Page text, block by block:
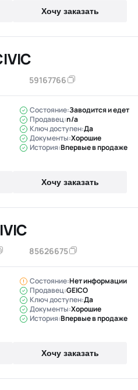
Хочу заказать
59167766
Состояние:Заводится и едет
Продавец:n/a
Ключ доступен:Да
Документы:Хорошие
История:Впервые в продаже
Хочу заказать
85626675
Состояние:Нет информации
Продавец:GEICO
Ключ доступен:Да
Документы:Хорошие
История:Впервые в продаже
Хочу заказать